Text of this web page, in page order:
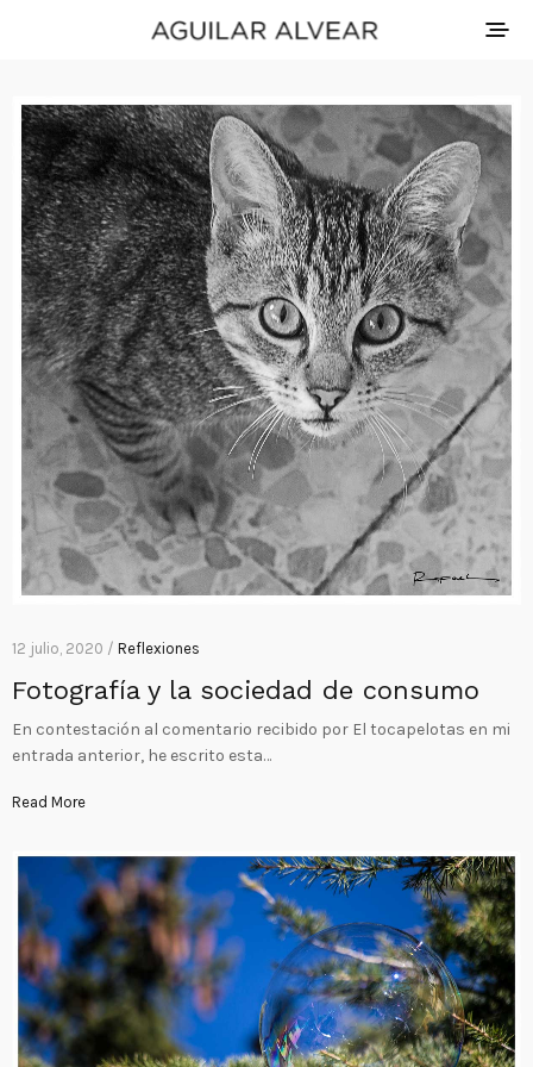
12 julio, 2020 / Reflexiones
Fotografía y la sociedad de consumo
En contestación al comentario recibido por El tocapelotas en mi
entrada anterior, he escrito esta…
Read More